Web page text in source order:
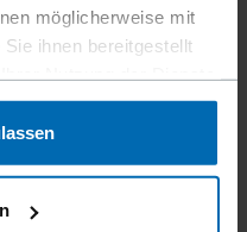
möglicherweise mit
ihnen bereitgestellt